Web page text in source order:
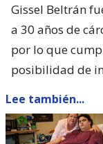
Gissel Beltrán
a 30 años de
por lo que
posibilidad de
Lee también...